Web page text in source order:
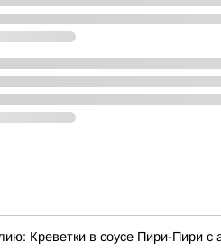
Креветки в соусе Пири-Пири с